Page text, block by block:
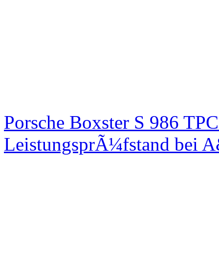
Porsche Boxster S 986
LeistungsprÃ¼fstand bei